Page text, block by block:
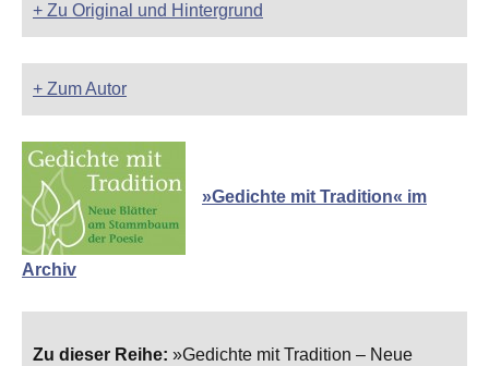
+ Zu Original und Hintergrund
+ Zum Autor
»Gedichte mit Tradition« im
Archiv
Zu dieser Reihe: »Gedichte mit Tradition – Neue